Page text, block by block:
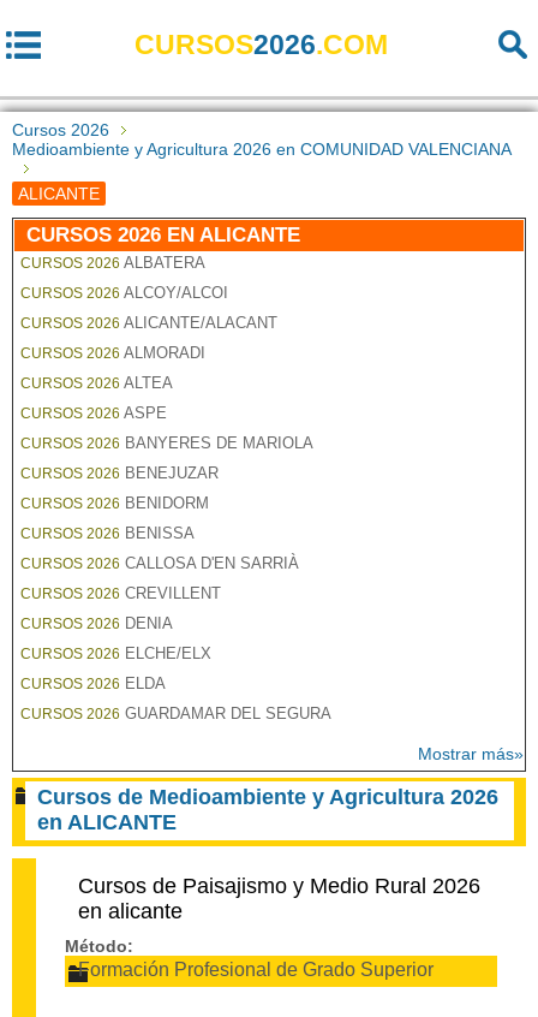
CURSOS2026.COM
Cursos 2026
Medioambiente y Agricultura 2026 en COMUNIDAD VALENCIANA
ALICANTE
CURSOS 2026 EN ALICANTE
CURSOS 2026 ALBATERA
CURSOS 2026 ALCOY/ALCOI
CURSOS 2026 ALICANTE/ALACANT
CURSOS 2026 ALMORADI
CURSOS 2026 ALTEA
CURSOS 2026 ASPE
CURSOS 2026 BANYERES DE MARIOLA
CURSOS 2026 BENEJUZAR
CURSOS 2026 BENIDORM
CURSOS 2026 BENISSA
CURSOS 2026 CALLOSA D'EN SARRIÀ
CURSOS 2026 CREVILLENT
CURSOS 2026 DENIA
CURSOS 2026 ELCHE/ELX
CURSOS 2026 ELDA
CURSOS 2026 GUARDAMAR DEL SEGURA
Mostrar más»
Cursos de Medioambiente y Agricultura 2026
en ALICANTE
Cursos de Paisajismo y Medio Rural 2026
en alicante
Método:
Formación Profesional de Grado Superior